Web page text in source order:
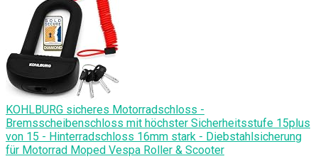
KOHLBURG sicheres Motorradschloss -
Bremsscheibenschloss mit höchster Sicherheitsstufe 15plus
von 15 - Hinterradschloss 16mm stark - Diebstahlsicherung
für Motorrad Moped Vespa Roller & Scooter